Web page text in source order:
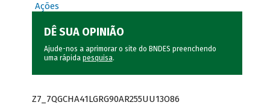
Ações
DÊ SUA OPINIÃO
Ajude-nos a aprimorar o site do BNDES preenchendo
uma rápida pesquisa.
Z7_7QGCHA41LGRG90AR255UU13O86